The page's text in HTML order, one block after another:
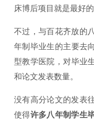
床博后项目就是最好的
不过，与百花齐放的
年制毕业生的主要去
型教学医院，对毕业
和论文发表数量。
没有高分论文的发表
使得许多八年制学生